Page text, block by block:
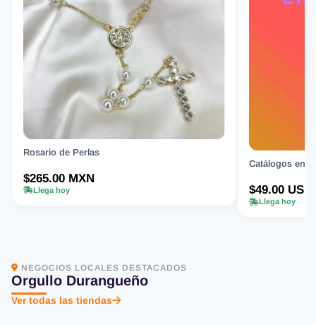
Rosario de Perlas
$265.00 MXN
Llega hoy
Catálogos en
$49.00 USD
Llega hoy
NEGOCIOS LOCALES DESTACADOS
Orgullo Durangueño
Ver todas las tiendas